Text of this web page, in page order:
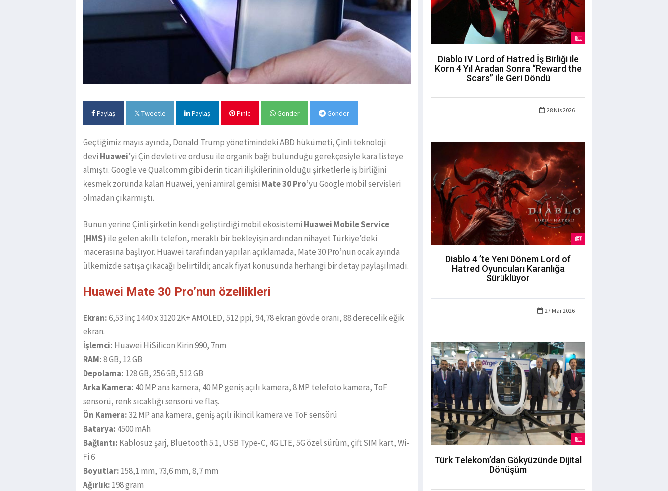
Paylaş Tweetle Paylaş Pinle Gönder Gönder
Geçtiğimiz mayıs ayında, Donald Trump yönetimindeki ABD hükümeti, Çinli teknoloji
devi Huawei’yi Çin devleti ve ordusu ile organik bağı bulunduğu gerekçesiyle kara listeye
almıştı. Google ve Qualcomm gibi derin ticari ilişkilerinin olduğu şirketlerle iş birliğini
kesmek zorunda kalan Huawei, yeni amiral gemisi Mate 30 Pro’yu Google mobil servisleri
olmadan çıkarmıştı.
Bunun yerine Çinli şirketin kendi geliştirdiği mobil ekosistemi Huawei Mobile Service
(HMS) ile gelen akıllı telefon, meraklı bir bekleyişin ardından nihayet Türkiye’deki
macerasına başlıyor. Huawei tarafından yapılan açıklamada, Mate 30 Pro’nun ocak ayında
ülkemizde satışa çıkacağı belirtildi; ancak fiyat konusunda herhangi bir detay paylaşılmadı.
Huawei Mate 30 Pro’nun özellikleri
Ekran:6,53 inç 1440 x 3120 2K+ AMOLED, 512 ppi, 94,78 ekran gövde oranı, 88 derecelik eğik
ekran.
İşlemci: Huawei HiSilicon Kirin 990, 7nm
RAM:8 GB, 12 GB
Depolama: 128 GB, 256 GB, 512 GB
Arka Kamera: 40 MP ana kamera, 40 MP geniş açılı kamera, 8 MP telefoto kamera, ToF
sensörü, renk sıcaklığı sensörü ve flaş.
Ön Kamera:32 MP ana kamera, geniş açılı ikincil kamera ve ToF sensörü
Batarya: 4500 mAh
Bağlantı: Kablosuz şarj, Bluetooth 5.1, USB Type-C, 4G LTE, 5G özel sürüm, çift SIM kart, Wi-
Fi 6
Boyutlar: 158,1 mm, 73,6 mm, 8,7 mm
Ağırlık: 198 gram
Diablo IV Lord of Hatred İş Birliği ile
Korn 4 Yıl Aradan Sonra “Reward the
Scars” ile Geri Döndü
28 Nis 2026
Diablo 4 ’te Yeni Dönem Lord of
Hatred Oyuncuları Karanlığa
Sürüklüyor
27 Mar 2026
Türk Telekom’dan Gökyüzünde Dijital
Dönüşüm